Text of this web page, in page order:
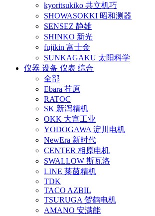
kyoritsukiko 共立机巧
SHOWASOKKI 昭和测器
SENSEZ 静雄
SHINKO 新光
fujikin 富士金
SUNKAGAKU 太阳科学
仪器 设备 仪表 综合
全部
Ebara 荏原
RATOC
SK 新泻精机
OKK 大宫工业
YODOGAWA 淀川电机
NewEra 新时代
CENTER 相原电机
SWALLOW 斯瓦洛
LINE 莱茵精机
TDK
TACO AZBIL
TSURUGA 贺鹤电机
AMANO 安满能